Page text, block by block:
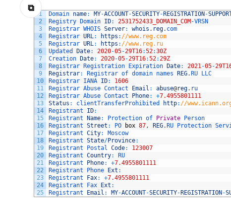
⧉
1
2
3
4
5
6
7
8
9
10
11
12
13
14
15
16
17
18
19
20
21
22
23
24
25
Domain name: MY-ACCOUNT-SECURITY- REGISTRATION -
Registry
Domain ID: 2531752433_DOMAIN_COM -VRSN
Registrar WHOIS Server: whois . reg. com
Registrar URL: https : //www.reg.com
Registrar URL: https : //www.reg.ru
Updated
Date: 2020-05-29T16:52:30Z
Creation
Date: 2020-05-29T16:52:29Z
Registrar
Registration Expiration Date: 2021-05-
Registrar: Registrar of domain names REG. RU
LLC
Registrar IANA ID:
1606
Registrar Abuse Contact Email : abuse@reg. ru
Registrar Abuse Contact Phone: +7.4955801111
Status : clientTransferProhibited http: //
Registrant ID:
Registrant
Name: Protection of Private
Person
Registrant Street : PO box 87, REG. RU Protection
Registrant City:
Moscow
Registrant State/Province:
Registrant
Postal Code:
123007
Registrant Country:
RU
Registrant
Phone: +7.4955801111
Registrant
Phone Ext :
Registrant
Fax: +7.4955801111
Registrant
Fax Ext :
Registrant
Email : MY-ACCOUNT-SECURITY- REGISTRATION -